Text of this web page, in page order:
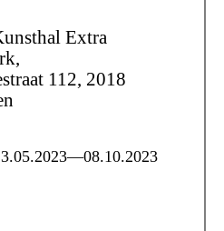
Extra
112, 2018